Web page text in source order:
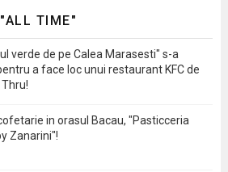
TIME"
verde de pe Calea Marasesti" s-a
a face loc unui restaurant KFC de
in orasul Bacau, "Pasticceria
Zanarini"!